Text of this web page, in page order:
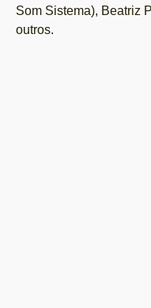
Som Sistema), Beatriz
outros.